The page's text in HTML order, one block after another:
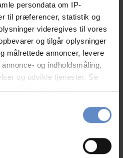
persondata om IP-
til præferencer, statistik og
videregives til vores
og tilgår oplysninger
målrettede annoncer, levere
og indholdsmåling,
og udvikle tjenester. Se
fra vores
ved at trykke på "Privacy